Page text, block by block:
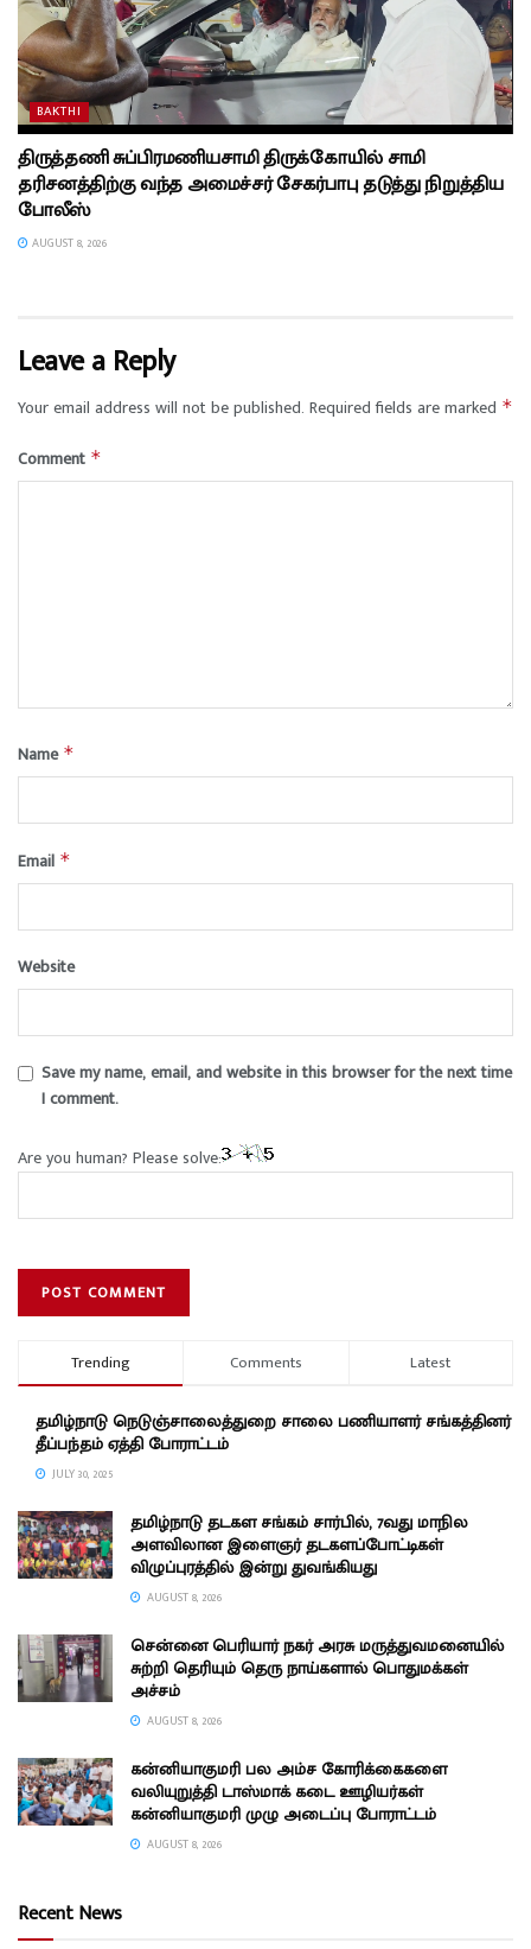
BAKTHI
திருத்தணி சுப்பிரமணியசாமி திருக்கோயில் சாமி
தரிசனத்திற்கு வந்த அமைச்சர் சேகர்பாபு தடுத்து நிறுத்திய
போலீஸ்
AUGUST 8, 2026
Leave a Reply
Your email address will not be published. Required fields are marked *
Comment *
Name *
Email *
Website
Save my name, email, and website in this browser for the next time
I comment.
Are you human? Please solve:
Trending Comments Latest
தமிழ்நாடு நெடுஞ்சாலைத்துறை சாலை பணியாளர் சங்கத்தினர்
தீப்பந்தம் ஏத்தி போராட்டம்
JULY 30, 2025
தமிழ்நாடு தடகள சங்கம் சார்பில், 7வது மாநில
அளவிலான இளைஞர் தடகளப்போட்டிகள்
விழுப்புரத்தில் இன்று துவங்கியது
AUGUST 8, 2026
சென்னை பெரியார் நகர் அரசு மருத்துவமனையில்
சுற்றி தெரியும் தெரு நாய்களால் பொதுமக்கள்
அச்சம்
AUGUST 8, 2026
கன்னியாகுமரி பல அம்ச கோரிக்கைகளை
வலியுறுத்தி டாஸ்மாக் கடை ஊழியர்கள்
கன்னியாகுமரி முழு அடைப்பு போராட்டம்
AUGUST 8, 2026
Recent News